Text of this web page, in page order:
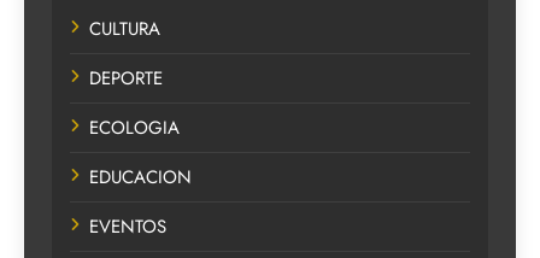
CULTURA
DEPORTE
ECOLOGIA
EDUCACION
EVENTOS